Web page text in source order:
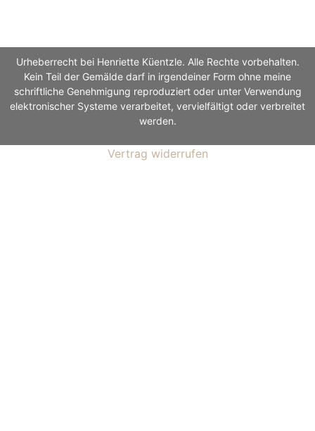
Urheberrecht bei Henriette Küentzle. Alle Rechte vorbehalten.
Kein Teil der Gemälde darf in irgendeiner Form ohne meine
schriftliche Genehmigung reproduziert oder unter Verwendung
elektronischer Systeme verarbeitet, vervielfältigt oder verbreitet
werden.
Vertrag widerrufen